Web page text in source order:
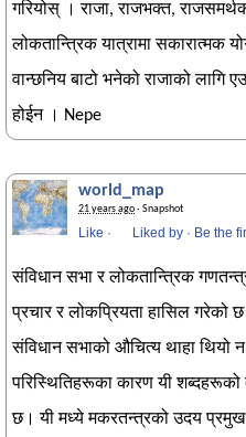
गरियोस् । राजा, राजभक्त,
लोकतान्त्रिक यात्रामा सकारात्मक
वान्छनिय बाटो भनेको राजाको लागि
होईन । Nepe
world_map
21 years ago· Snapshot
Like · Liked by · Be the
संविधान सभा र लोकतान्त्रिक
प्रचार र लोकप्रियता हासिल गरेको
संविधान सभाको औचित्य थाहा थियो
परिस्थितिहरूका कारण यी शब्दहरूको
छ। यी मध्ये मकरतन्त्रको उदय प्रमुख